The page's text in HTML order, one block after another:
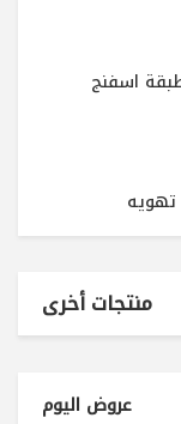
منتجات أخرى
عروض اليوم